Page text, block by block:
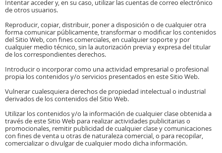
Intentar acceder y, en su caso, utilizar las cuentas de correo electrónico
de otros usuarios.
Reproducir, copiar, distribuir, poner a disposición o de cualquier otra
forma comunicar públicamente, transformar o modificar los contenidos
del Sitio Web, con fines comerciales, en cualquier soporte y por
cualquier medio técnico, sin la autorización previa y expresa del titular
de los correspondientes derechos.
Introducir o incorporar como una actividad empresarial o profesional
propia los contenidos y/o servicios presentados en este Sitio Web.
Vulnerar cualesquiera derechos de propiedad intelectual o industrial
derivados de los contenidos del Sitio Web.
Utilizar los contenidos y/o la información de cualquier clase obtenida a
través de este Sitio Web para realizar actividades publicitarias o
promocionales, remitir publicidad de cualquier clase y comunicaciones
con fines de venta u otras de naturaleza comercial, o para recopilar,
comercializar o divulgar de cualquier modo dicha información.